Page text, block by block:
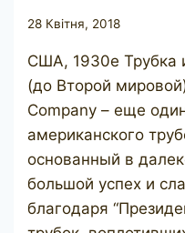
28 Квітня, 2018
США, 1930е Трубка
(до Второй
Company – еще
американского
основанный в
большой успех и
благодаря